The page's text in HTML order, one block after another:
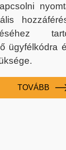
ügyfélkódra
TOVÁBB